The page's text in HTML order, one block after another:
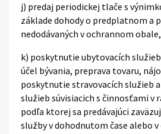
j) predaj periodickej tlače s
základe dohody o predplatnom a
nedodávaných v ochrannom obale,
k) poskytnutie ubytovacích
účel bývania, preprava tovaru,
poskytnutie stravovacích služieb
služieb súvisiacich s činnosťami v
podľa ktorej sa predávajúci
služby v dohodnutom čase alebo